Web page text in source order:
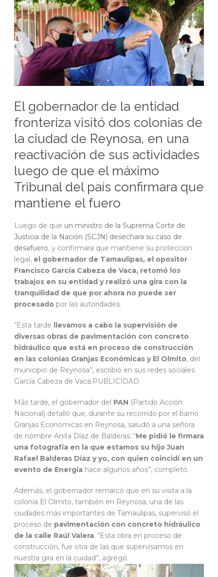
El gobernador de la entidad
fronteriza visitó dos colonias de
la ciudad de Reynosa, en una
reactivación de sus actividades
luego de que el máximo
Tribunal del país confirmara que
mantiene el fuero
Luego de que un ministro de la Suprema Corte de
Justicia de la Nación (SCJN) desechara su caso de
desafuero, y confirmara que mantiene su protección
legal, el gobernador de Tamaulipas, el opositor
Francisco García Cabeza de Vaca, retomó los
trabajos en su entidad y realizó una gira con la
tranquilidad de que por ahora no puede ser
procesado por las autoridades.
“Esta tarde
llevamos a cabo la supervisión de
diversas obras de pavimentación con concreto
hidráulico que está en proceso de construcción
en las colonias Granjas Económicas y El Olmito, del
municipio de Reynosa”, escribió en sus redes sociales
García Cabeza de Vaca.PUBLICIDAD
Más tarde, el gobernador del PAN (Partido Acción
Nacional) detalló que, durante su recorrido por el barrio
Granjas Económicas en Reynosa, saludó a una señora
de nombre Anita Díaz de Balderas. “Me pidió le firmara
una fotografía en la que estamos su hijo Juan
Rafael Balderas Díaz y yo, con quien coincidí en un
evento de Energía hace algunos años”, completó.
Además, el gobernador remarcó que en su visita a la
colonia El Olmito, también en Reynosa, una de las
ciudades más importantes de Tamaulipas, supervisó el
proceso de pavimentación con concreto hidráulico
de la calle Raúl Valera. “Esta obra en proceso de
construcción, fue otra de las que supervisamos en
nuestra gira en la cuidad”, agregó.